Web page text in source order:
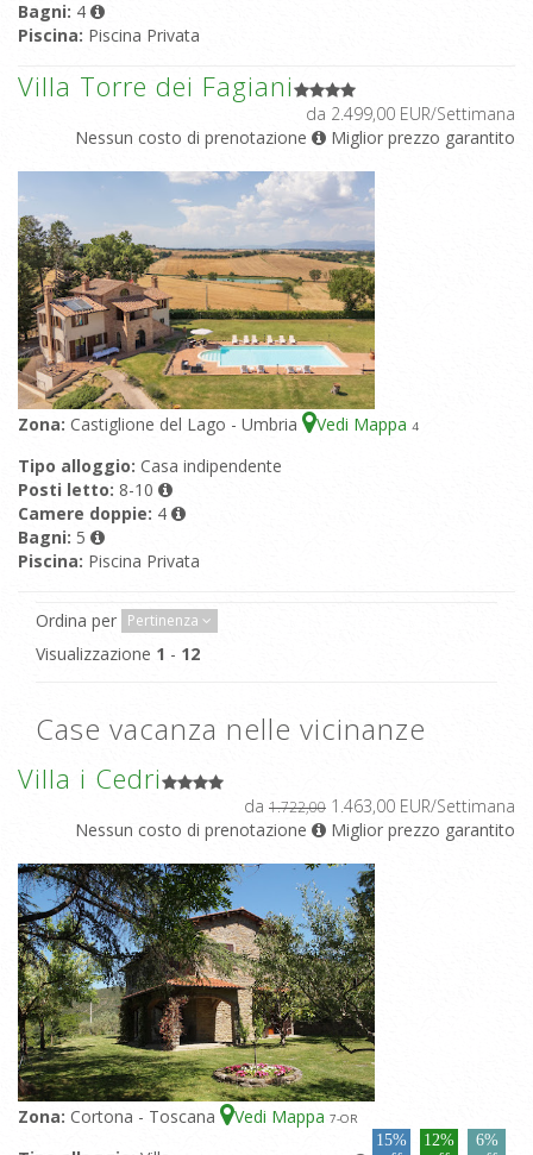
Bagni: 4
Piscina: Piscina Privata
Villa Torre dei Fagiani
da 2.499,00 EUR/Settimana
Nessun costo di prenotazione
Miglior prezzo garantito
Zona: Castiglione del Lago - Umbria Vedi Mappa 4
Tipo alloggio: Casa indipendente
Posti letto: 8-10
Camere doppie: 4
Bagni: 5
Piscina: Piscina Privata
Ordina per Pertinenza
Visualizzazione 1 - 12
Case vacanza nelle vicinanze
Villa i Cedri
da 1.722,00 1.463,00 EUR/Settimana
Nessun costo di prenotazione
Miglior prezzo garantito
Zona: Cortona - Toscana Vedi Mappa 7-OR
15%
12%
6%